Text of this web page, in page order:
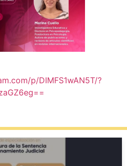
p/DIMFS1wAN5T/?